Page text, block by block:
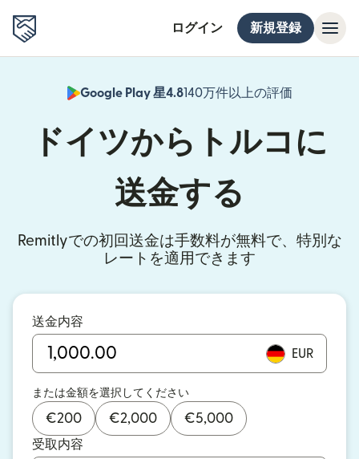
ログイン 新規登録
Google Play 星4.8140万件以上の評価
（別ウィン
ドイツからトルコに
送金する
Remitlyでの初回送金は手数料が無料で、特別な
レートを適用できます
送金内容
EUR
または金額を選択してください
€200 €2,000 €5,000
受取内容